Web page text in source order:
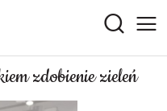
zdobienie zieleń